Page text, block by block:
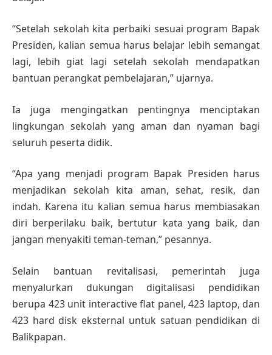
“Setelah sekolah kita perbaiki sesuai program Bapak
Presiden, kalian semua harus belajar lebih semangat
lagi, lebih giat lagi setelah sekolah mendapatkan
bantuan perangkat pembelajaran,” ujarnya.
Ia juga mengingatkan pentingnya menciptakan
lingkungan sekolah yang aman dan nyaman bagi
seluruh peserta didik.
“Apa yang menjadi program Bapak Presiden harus
menjadikan sekolah kita aman, sehat, resik, dan
indah. Karena itu kalian semua harus membiasakan
diri berperilaku baik, bertutur kata yang baik, dan
jangan menyakiti teman-teman,” pesannya.
Selain bantuan revitalisasi, pemerintah juga
menyalurkan dukungan digitalisasi pendidikan
berupa 423 unit interactive flat panel, 423 laptop, dan
423 hard disk eksternal untuk satuan pendidikan di
Balikpapan.